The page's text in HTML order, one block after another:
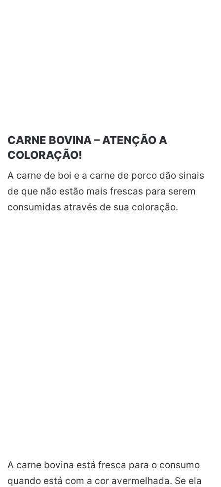
CARNE BOVINA – ATENÇÃO A
COLORAÇÃO!
A carne de boi e a carne de porco dão sinais
de que não estão mais frescas para serem
consumidas através de sua coloração.
A carne bovina está fresca para o consumo
quando está com a cor avermelhada. Se ela